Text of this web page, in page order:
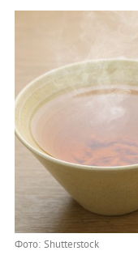
Фото: Shutterstock